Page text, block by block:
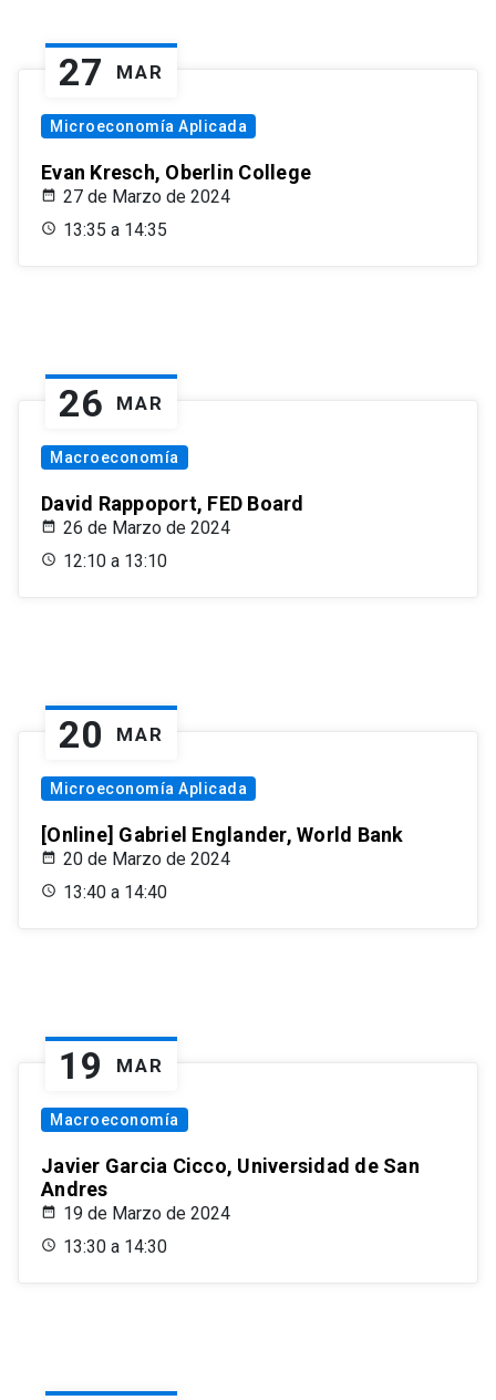
27 MAR
Microeconomía Aplicada
Evan Kresch, Oberlin College
27 de Marzo de 2024
13:35 a 14:35
26 MAR
Macroeconomía
David Rappoport, FED Board
26 de Marzo de 2024
12:10 a 13:10
20 MAR
Microeconomía Aplicada
[Online] Gabriel Englander, World Bank
20 de Marzo de 2024
13:40 a 14:40
19 MAR
Macroeconomía
Javier Garcia Cicco, Universidad de San
Andres
19 de Marzo de 2024
13:30 a 14:30